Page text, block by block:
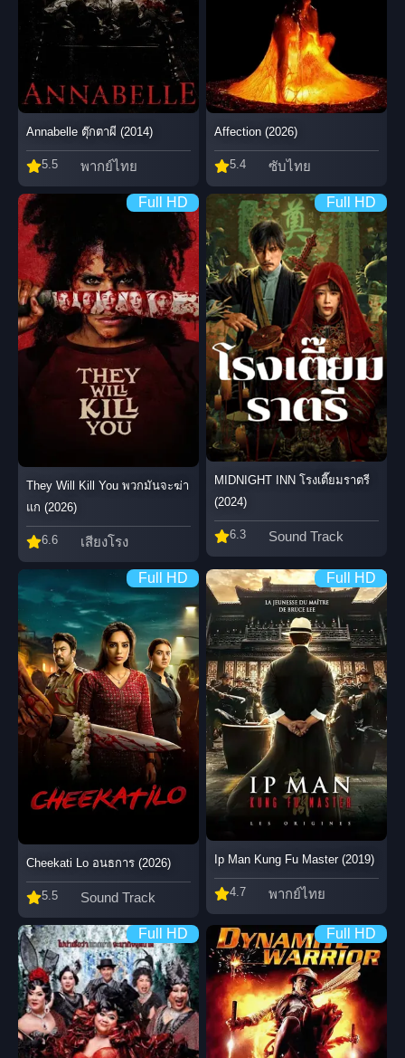
Annabelle ตุ๊กตาผี (2014)
5.5 พากย์ไทย
Affection (2026)
5.4 ซับไทย
Full HD
They Will Kill You พวกมันจะฆ่า
แก (2026)
6.6 เสียงโรง
Full HD
MIDNIGHT INN โรงเตี๊ยมราตรี
(2024)
6.3 Sound Track
Full HD
Cheekati Lo อนธการ (2026)
5.5 Sound Track
Full HD
Ip Man Kung Fu Master (2019)
4.7 พากย์ไทย
Full HD Full HD